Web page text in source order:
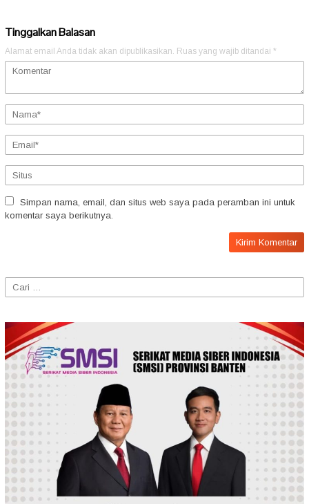
Tinggalkan Balasan
Alamat email Anda tidak akan dipublikasikan. Ruas yang wajib ditandai *
Simpan nama, email, dan situs web saya pada peramban ini untuk
komentar saya berikutnya.
Cari
untuk: